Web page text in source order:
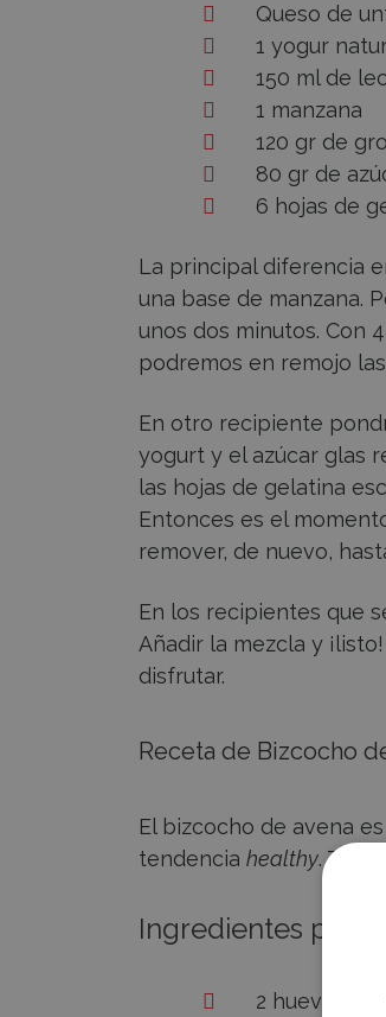
Queso de
1 yogur
150 ml de
1 manzana
120 gr de
80 gr de
6 hojas de
La principal diferencia
una base de manzana.
unos dos minutos. Con
podremos en remojo
En otro recipiente
yogurt y el azúcar glas
las hojas de gelatina
Entonces es el
remover, de nuevo,
En los recipientes que
Añadir la mezcla y
disfrutar.
Receta de Bizcocho
El bizcocho de avena
tendencia healthy.
Ingredientes para
2 huevos